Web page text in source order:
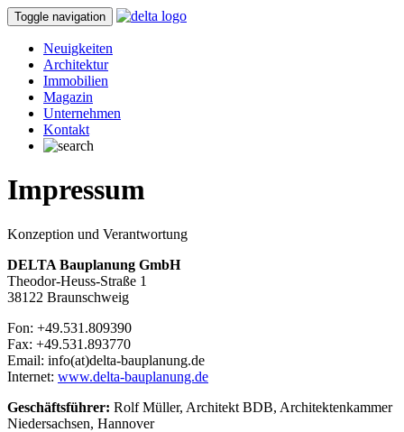
Toggle navigation
Neuigkeiten
Architektur
Immobilien
Magazin
Unternehmen
Kontakt
Impressum
Konzeption und Verantwortung
DELTA Bauplanung GmbH
Theodor-Heuss-Straße 1
38122 Braunschweig
Fon: +49.531.809390
Fax: +49.531.893770
Email: info(at)delta-bauplanung.de
Internet: www.delta-bauplanung.de
Geschäftsführer: Rolf Müller, Architekt BDB, Architektenkammer
Niedersachsen, Hannover